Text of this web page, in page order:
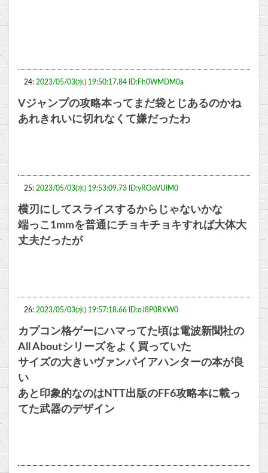
24: 2023/05/03(水) 19:50:17.84 ID:Fh0WMDM0a
Vジャンプの攻略本ってまだ袋とじあるのかね
あれきれいに切れなくて嫌だったわ
25: 2023/05/03(水) 19:53:09.73 ID:yROoVUIM0
横刃にしてスライスするからじゃないかな
端っこ1mmを普通にチョキチョキすれば大体大
丈夫だったが
26: 2023/05/03(水) 19:57:18.66 ID:oJ8P0RKW0
カプコン格ゲーにハマってた頃は電波新聞社の
All Aboutシリーズをよく買っていた
サイズの大きいヴァンパイアハンターの本が良
い
あと印象的なのはNTT出版のFF6攻略本に載っ
てた武器のデザイン